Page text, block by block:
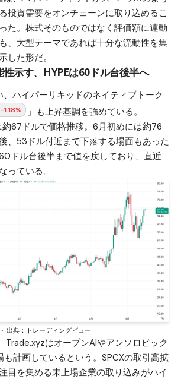
投資需要をオンチェーンに取り込めるこ
た。株式そのものではなく評価額に連動
、大型テーマであれば十分な流動性を集
した形だ。
示す、HYPEは60ドル台後半へ
、ハイパーリキッドのネイティブトーク
-1.18%
」も上昇基調を強めている。
約67ドルで価格推移。6月初めには約76
、53ドル付近まで下落する場面もあった
ドル台後半まで値を戻しており、直近
っている。
出典：トレーディングビュー
Trade.xyzはオープンAIやアンソロピック
も計画しているという。SPCXの取引高拡
目を集める未上場企業の取り込みがハイ